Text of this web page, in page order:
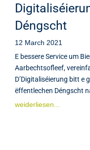
Déngscht
12 March 2021
E bessere Service um
Aarbechtsofleef,
D’Digitaliséierung bitt e
ëffentlechen Déngscht
weiderliesen...